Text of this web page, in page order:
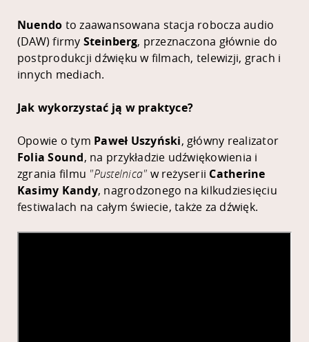
Nuendo to zaawansowana stacja robocza audio
(DAW) firmy Steinberg, przeznaczona głównie do
postprodukcji dźwięku w filmach, telewizji, grach i
innych mediach.
Jak wykorzystać ją w praktyce?
Opowie o tym Paweł Uszyński, główny realizator
Folia Sound, na przykładzie udźwiękowienia i
zgrania filmu "Pustelnica" w reżyserii Catherine
Kasimy Kandy, nagrodzonego na kilkudziesięciu
festiwalach na całym świecie, także za dźwięk.